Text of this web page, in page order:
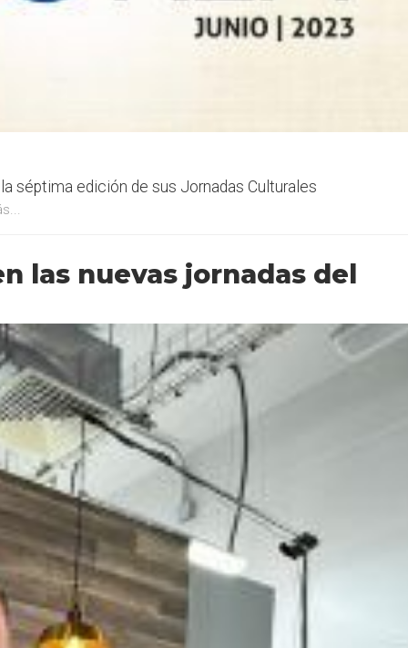
séptima edición de sus Jornadas Culturales
las nuevas jornadas del